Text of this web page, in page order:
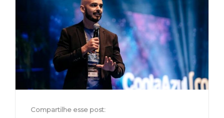
Compartilhe esse post: